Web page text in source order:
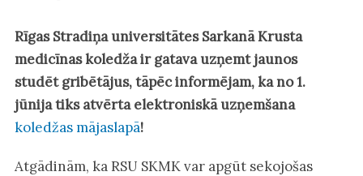
Rīgas Stradiņa universitātes Sarkanā Krusta
medicīnas koledža ir gatava uzņemt jaunos
studēt gribētājus, tāpēc informējam, ka no 1.
jūnija tiks atvērta elektroniskā uzņemšana
koledžas mājaslapā!
Atgādinām, ka RSU SKMK var apgūt sekojošas